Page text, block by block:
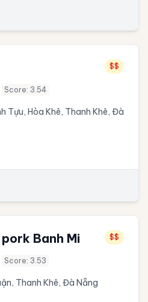
$$
Score: 3.54
Tựu, Hòa Khê, Thanh Khê, Đà
Banh Mi $$
Score: 3.53
Thanh Khê, Đà Nẵng